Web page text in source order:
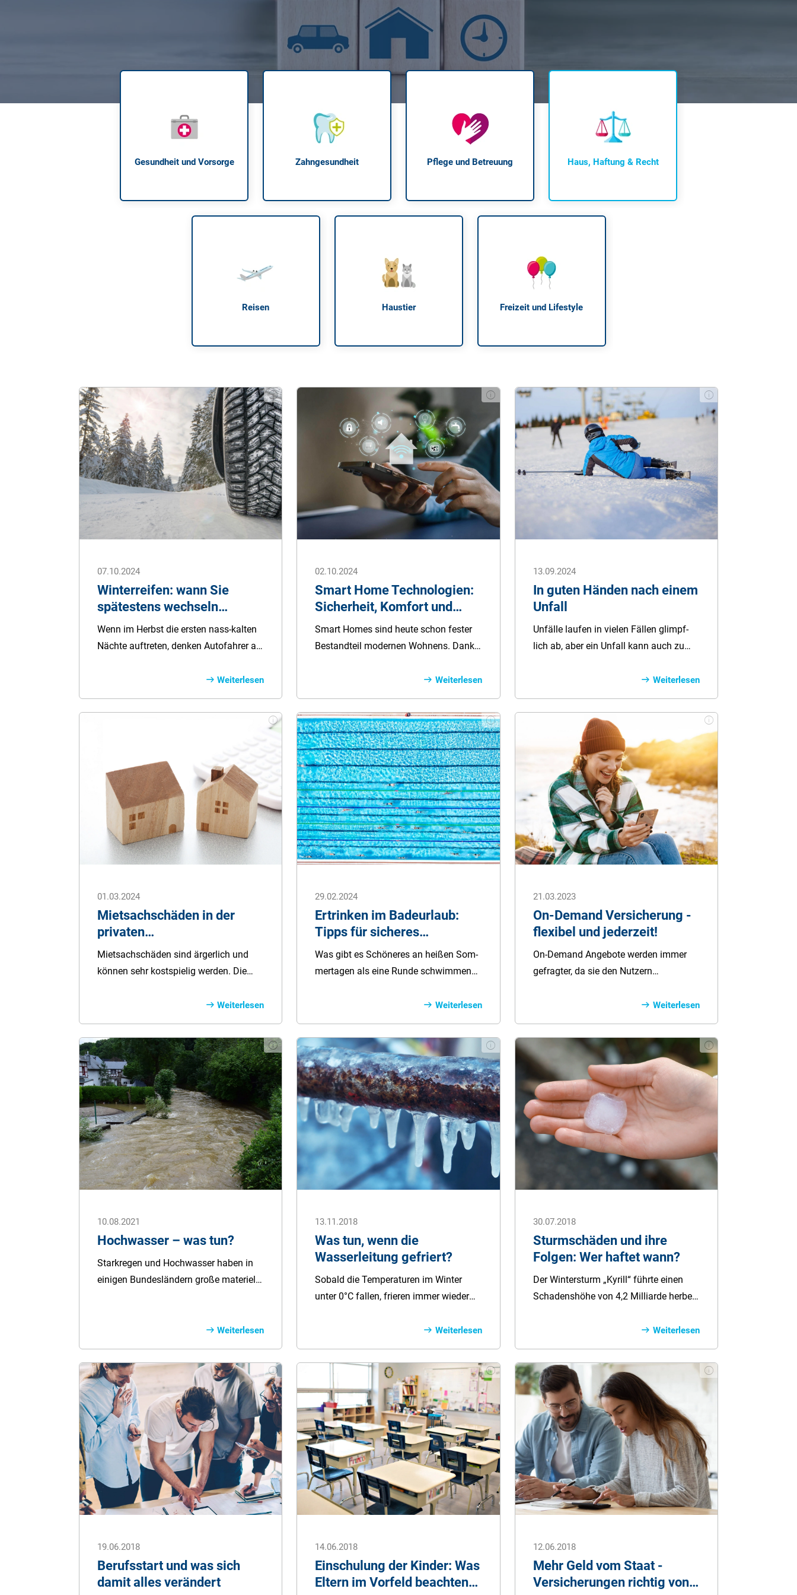
Tierarztkosten für Hunde 2025
Listenhunde in Deutschland
Krank im Urlaub
Reiseapotheke
Urlaub mit Kindern
Kurzschluss und Überspannung
Rauchmelder können Leben retten
Gesundheit und Vorsorge Zahngesundheit Pflege und Betreuung Haus, Haftung & Recht
Reisen Haustier Freizeit und Lifestyle
07.10.2024
Winterreifen: wann Sie
spätestens wechseln
sollten?
Wenn im Herbst die ersten nass-kalten
Nächte auftreten, denken Autofahrer an
die Winterreifen noch genug Profiltiefe
haben, wann man spätestens
gewechselt haben sollte und wie das
Winterreifen-Wechsel.
Weiterlesen
02.10.2024
Smart Home Technologien:
Sicherheit, Komfort und
Effizienz vereint
Smart Homes sind heute schon fester
Bestandteil modernen Wohnens. Dank
Beleuchtung, Sicherheitslösungen und
Haushaltsgeräten sind sie komfortabler,
sicherer und energieeffizienter. In
diesem Ratgeberartikel stellen wir Ihnen
die verschiedenen Geräte und deren
Vorteile für den Alltag vor.
Weiterlesen
13.09.2024
In guten Händen nach einem
Unfall
Un­fälle lau­fen in vie­len Fäl­len glimpf­
lich ab, aber ein Un­fall kann auch zu
tigungen mit ho­hen fi­nanz­iel­len Fol­
geris­iken füh­ren. In­be­son­dere ein ba­
riefreier Um­bau der Woh­nung und Ein­
kom­mens­ver­lus­te kön­nen im In­va­
liditäts­fall schnell in den fi­nanz­iel­len
Ruin füh­ren. Mit der ge­setz­lichen und
der pri­va­ten Un­fall­ver­siche­rung gibt es
je­doch pas­sen­da­ge Ab­si­che­rungen, die
die fi­nanz­i­el­len Här­ten auf­fan­ken kön­
Weiterlesen
01.03.2024
Mietsachschäden in der
privaten
Haftpflichtversicherung
Mietsachschäden sind ärgerlich und
können sehr kostspielig werden. Die
vor Schäden in der Wohnung ab. Wie
Mietsachschäden definiert sowie
versichert werden und worauf Sie
achten müssen, erfahren Sie hier.
Weiterlesen
29.02.2024
Ertrinken im Badeurlaub:
Tipps für sicheres
Schwimmen
Was gibt es Schö­neres an hei­ßen Som­
mer­tagen als eine Run­de schwim­men
len? Je­doch soll­te man das Was­ser
nicht un­ters­chät­zen und im­mer ach­
tsam sein. Er­trin­ken ist eine ernst­zu­neh­
men­de Ge­fahr, die je­des Jahr zahl­rei­che
Le­ben for­dert. Doch mit dem rich­tigen
Wis­sen und Vor­sichts­maß­nah­men kön­
nen tra­gi­sche Ba­de­un­fälle ver­mei­det
wer­den. Die­ser Rat­geber bie­t um­fas­
sende In­for­ma­tionen und Tipps, wie Sie
sich und Ihre Li­bes­ten vor dem Er­trin­ken
schüt­zen kön­nen.
Weiterlesen
21.03.2023
On-Demand Versicherung -
flexibel und jederzeit!
On-Demand Angebote werden immer
gefragter, da sie den Nutzern
Traditionelle Versicherungstarife bieten
diesen Komfort oftmals nur begrenzt
oder gar nicht. Mit einer On-Demand
Versicherung können Sie sich spontan
auf Abruf für einen gewissen Zeitraum
absichern. In diesem Ratgeber erfahren
Sie, was On-Demand bedeutet und was
eine On-Demand Versicherung
beinhaltet.
Weiterlesen
10.08.2021
Hochwasser – was tun?
Starkregen und Hochwasser haben in
einigen Bundesländern große materielle
dieses Sommers 2021 hatten ein in
Deutschland bislang unbekanntes
Ausmaß.
Weiterlesen
13.11.2018
Was tun, wenn die
Wasserleitung gefriert?
Sobald die Temperaturen im Winter
unter 0°C fallen, frieren immer wieder
Rohrbruch und schweren Folgeschäden
führen. Doch mit einfachen
Maßnahmen können sich Hausbesitzer
schützen.
Weiterlesen
30.07.2018
Sturmschäden und ihre
Folgen: Wer haftet wann?
Der Wintersturm „Kyrill“ führte einen
Schadenshöhe von 4,2 Milliarde herbei,
Versicherungen gedeckt. Die
Versicherungsschäden durch Unwetter
nehmen in Ausmaß und Höhe weiter zu.
Wer haftet im Schadensfall für die
enstandenen Kosten? Was ist durch die
eigenen Versicherungsverträge
abgedeckt? Wir klären auf, welche
Versicherungen bei Sturmschäden
welche Schäden abdecken.
Weiterlesen
19.06.2018
Berufsstart und was sich
damit alles verändert
14.06.2018
Einschulung der Kinder: Was
Eltern im Vorfeld beachten
12.06.2018
Mehr Geld vom Staat -
Versicherungen richtig von